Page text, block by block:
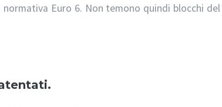
Euro 6. Non temono quindi blocchi